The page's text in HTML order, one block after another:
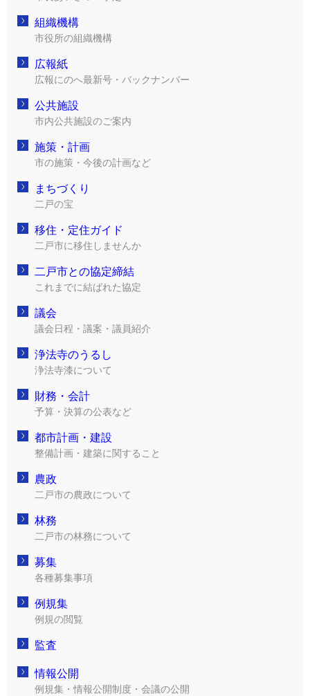
組織機構
市役所の組織機構
広報紙
広報にのへ最新号・バックナンバー
公共施設
市内公共施設のご案内
施策・計画
市の施策・今後の計画など
まちづくり
二戸の宝
移住・定住ガイド
二戸市に移住しませんか
二戸市との協定締結
これまでに結ばれた協定
議会
議会日程・議案・議員紹介
浄法寺のうるし
浄法寺漆について
財務・会計
予算・決算の公表など
都市計画・建設
整備計画・建築に関すること
農政
二戸市の農政について
林務
二戸市の林務について
募集
各種募集事項
例規集
例規の閲覧
監査
情報公開
例規集・情報公開制度・会議の公開